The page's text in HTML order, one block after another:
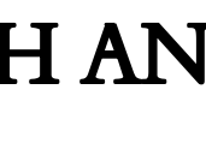
AN